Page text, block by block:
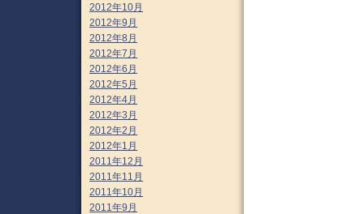
2012年10月
2012年9月
2012年8月
2012年7月
2012年6月
2012年5月
2012年4月
2012年3月
2012年2月
2012年1月
2011年12月
2011年11月
2011年10月
2011年9月